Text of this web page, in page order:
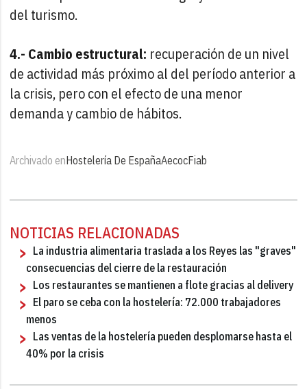
del turismo.
4.- Cambio estructural: recuperación de un nivel
de actividad más próximo al del período anterior a
la crisis, pero con el efecto de una menor
demanda y cambio de hábitos.
Archivado enHostelería De EspañaAecocFiab
NOTICIAS RELACIONADAS
La industria alimentaria traslada a los Reyes las "graves"
consecuencias del cierre de la restauración
Los restaurantes se mantienen a flote gracias al delivery
El paro se ceba con la hostelería: 72.000 trabajadores
menos
Las ventas de la hostelería pueden desplomarse hasta el
40% por la crisis